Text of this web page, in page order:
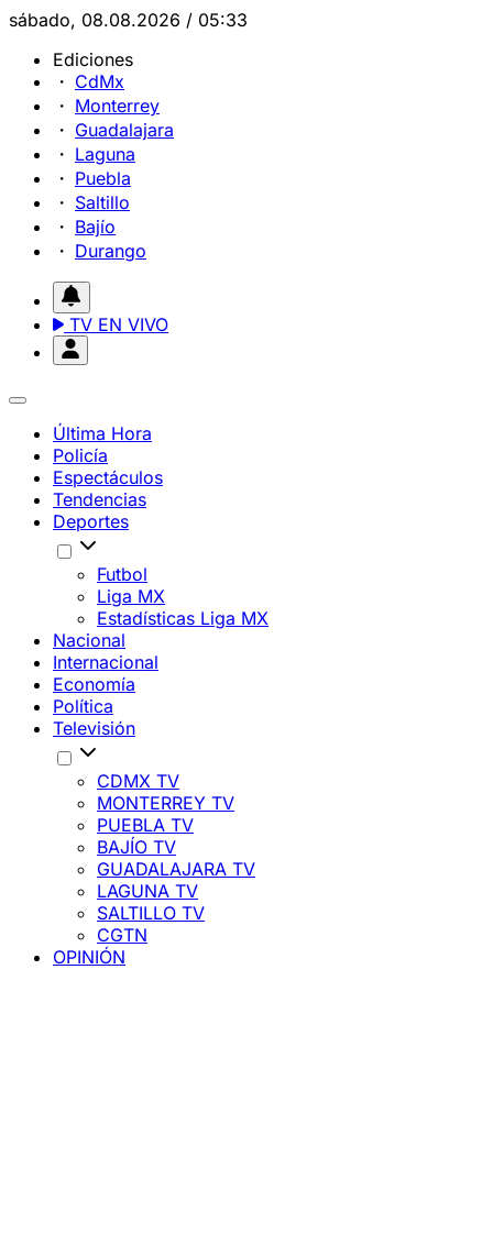
sábado, 08.08.2026 / 05:33
Ediciones
CdMx
Monterrey
Guadalajara
Laguna
Puebla
Saltillo
Bajío
Durango
TV EN VIVO
Última Hora
Policía
Espectáculos
Tendencias
Deportes
Futbol
Liga MX
Estadísticas Liga MX
Nacional
Internacional
Economía
Política
Televisión
CDMX TV
MONTERREY TV
PUEBLA TV
BAJÍO TV
GUADALAJARA TV
LAGUNA TV
SALTILLO TV
CGTN
OPINIÓN